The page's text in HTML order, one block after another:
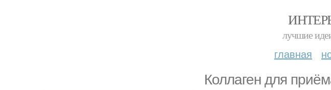
лучшие
главная
Коллаген для